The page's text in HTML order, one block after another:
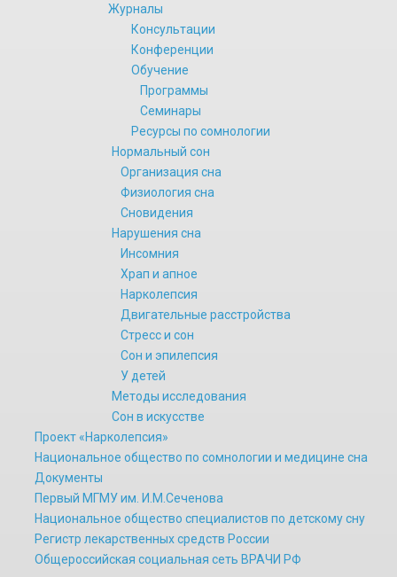
Журналы
Консультации
Конференции
Обучение
Программы
Семинары
Ресурсы по сомнологии
Нормальный сон
Организация сна
Физиология сна
Сновидения
Нарушения сна
Инсомния
Храп и апное
Нарколепсия
Двигательные расстройства
Стресс и сон
Сон и эпилепсия
У детей
Методы исследования
Сон в искусстве
Проект «Нарколепсия»
Национальное общество по сомнологии и медицине сна
Документы
Первый МГМУ им. И.М.Сеченова
Национальное общество специалистов по детскому сну
Регистр лекарственных средств России
Общероссийская социальная сеть ВРАЧИ РФ